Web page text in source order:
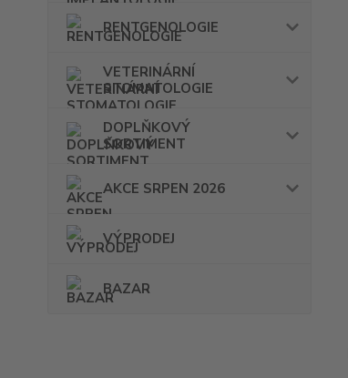
RENTGENOLOGIE
VETERINÁRNÍ
STOMATOLOGIE
DOPLŇKOVÝ
SORTIMENT
AKCE SRPEN 2026
VÝPRODEJ
BAZAR